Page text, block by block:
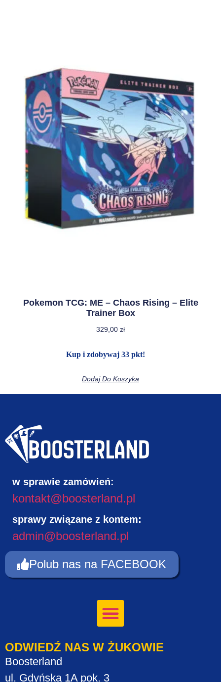
Pokemon TCG: ME – Chaos Rising – Elite
Trainer Box
329,00 zł
Kup i zdobywaj 33 pkt!
Dodaj Do Koszyka
w sprawie zamówień:
kontakt@boosterland.pl
sprawy związane z kontem:
admin@boosterland.pl
Polub nas na FACEBOOK
ODWIEDŹ NAS W ŻUKOWIE
Boosterland
ul. Gdyńska 1A pok. 3